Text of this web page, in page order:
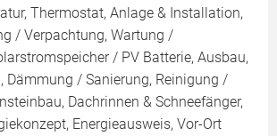
Thermostat, Anlage & Installation,
/ Verpachtung, Wartung /
/ PV Batterie, Ausbau,
Dämmung / Sanierung, Reinigung /
Dachrinnen & Schneefänger,
Energieausweis, Vor-Ort